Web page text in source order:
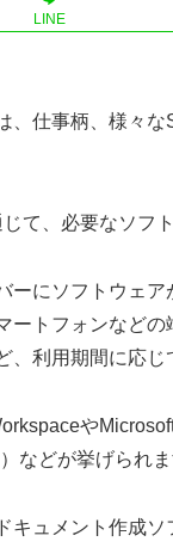
LINE
、仕事柄、様々
て、必要なソフ
ーにソフトウェ
ートフォンなど
、利用期間に応
や
などが挙げられ
キュメント作成ソ